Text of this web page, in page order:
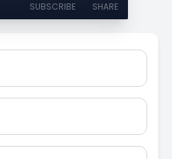
SUBSCRIBE SHARE